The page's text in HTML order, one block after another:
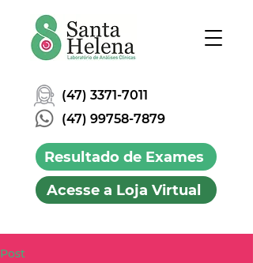
(47) 3371-7011
Resultado de Exames
Acesse a Loja Virtual
(47) 99758-7879
Post